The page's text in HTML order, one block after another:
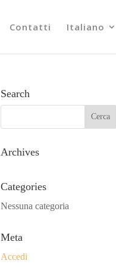
Contatti Italiano
Search
Archives
Categories
Nessuna categoria
Meta
Accedi